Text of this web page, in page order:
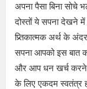
अपना पैसा बिना सोचे
दोस्तों ये सपना देखने
प्र्तिकात्मक अर्थ के
सपना आपको इस बात
और आप धन खर्च करने
के लिए एकदम स्वतंत्र